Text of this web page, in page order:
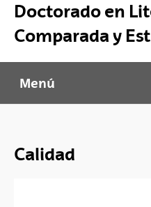
Doctorado en
Comparada y
Menú
Calidad